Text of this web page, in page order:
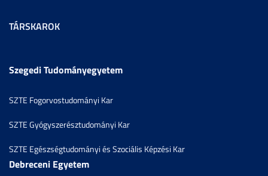
TÁRSKAROK
Szegedi Tudományegyetem
SZTE Fogorvostudományi Kar
SZTE Gyógyszerésztudományi Kar
SZTE Egészségtudományi és Szociális Képzési Kar
Debreceni Egyetem